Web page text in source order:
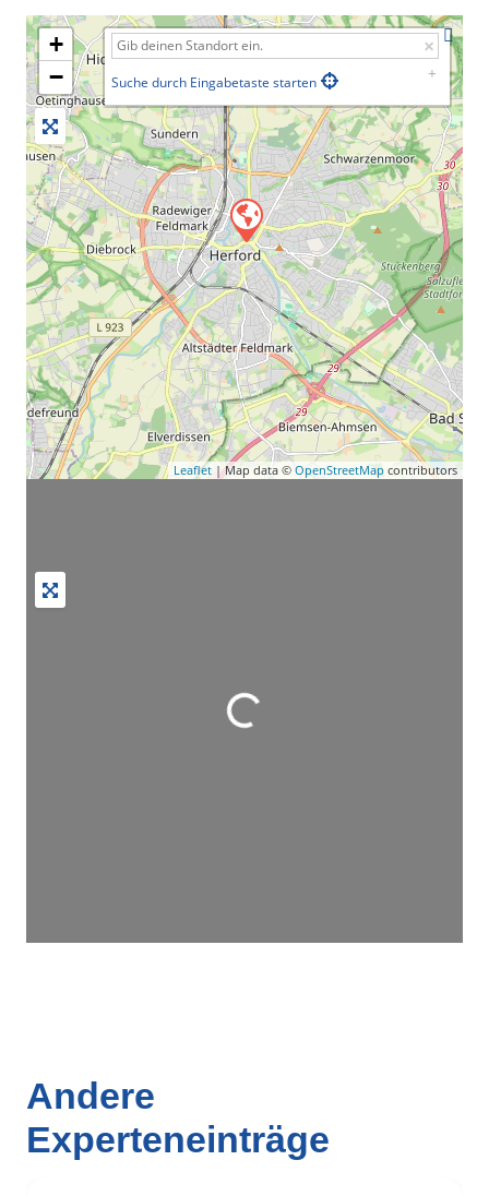
+
−
Suche durch Eingabetaste starten
Leaflet | Map data © OpenStreetMap contributors
Wird geladen …
Andere
Experteneinträge